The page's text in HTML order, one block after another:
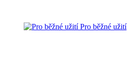
Pro běžné užití